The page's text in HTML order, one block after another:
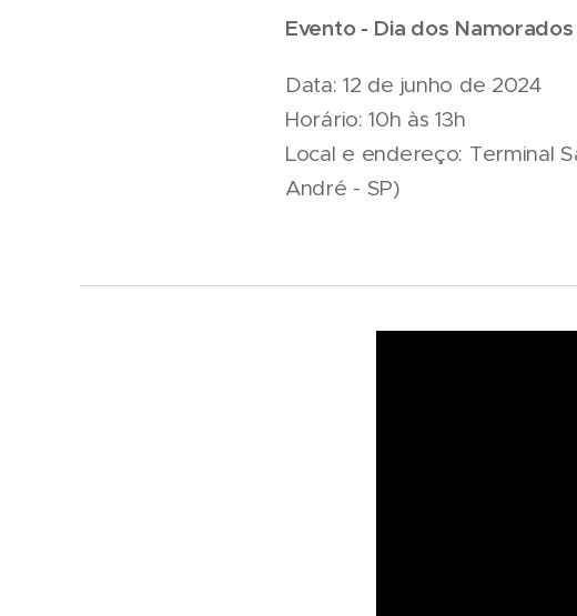
Evento - Dia dos Namorados
Data: 12 de junho de 2024
Horário: 10h às 13h
Local e endereço: Terminal
André - SP)